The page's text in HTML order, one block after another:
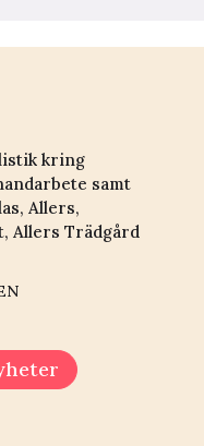
kring
samt
Allers,
Allers Trädgård